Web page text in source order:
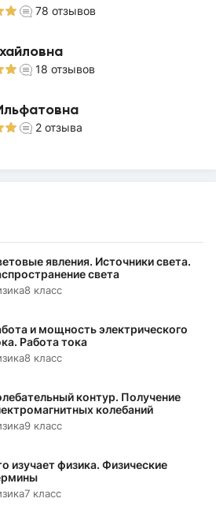
78 отзывов
18 отзывов
2 отзыва
явления. Источники света.
света
8 класс
и мощность электрического
Работа тока
8 класс
контур. Получение
колебаний
9 класс
изучает физика. Физические
7 класс